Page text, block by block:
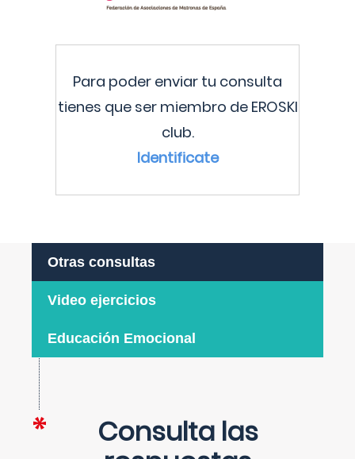
Para poder enviar tu consulta
tienes que ser miembro de EROSKI
club.
Identificate
Otras consultas
Video ejercicios
Educación Emocional
Consulta las